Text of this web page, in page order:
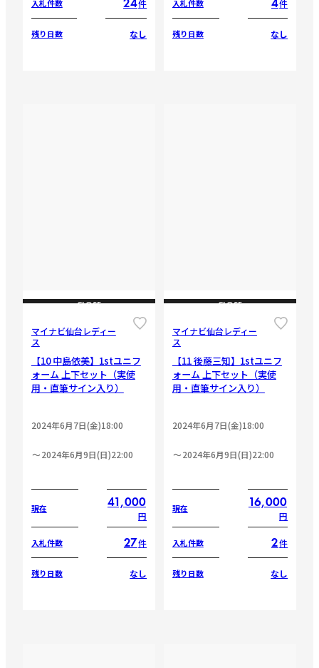
入札件数 24件
残り日数 なし
入札件数 4件
残り日数 なし
CLOSE
マイナビ仙台レディー
ス
【10 中島依美】1stユニフ
ォーム 上下セット（実使
用・直筆サイン入り）
2024年6月7日(金)18:00
2024年6月9日(日)22:00
現在 41,000
円
入札件数 27件
残り日数 なし
CLOSE
マイナビ仙台レディー
ス
【11 後藤三知】1stユニフ
ォーム 上下セット（実使
用・直筆サイン入り）
2024年6月7日(金)18:00
2024年6月9日(日)22:00
現在 16,000
円
入札件数 2件
残り日数 なし